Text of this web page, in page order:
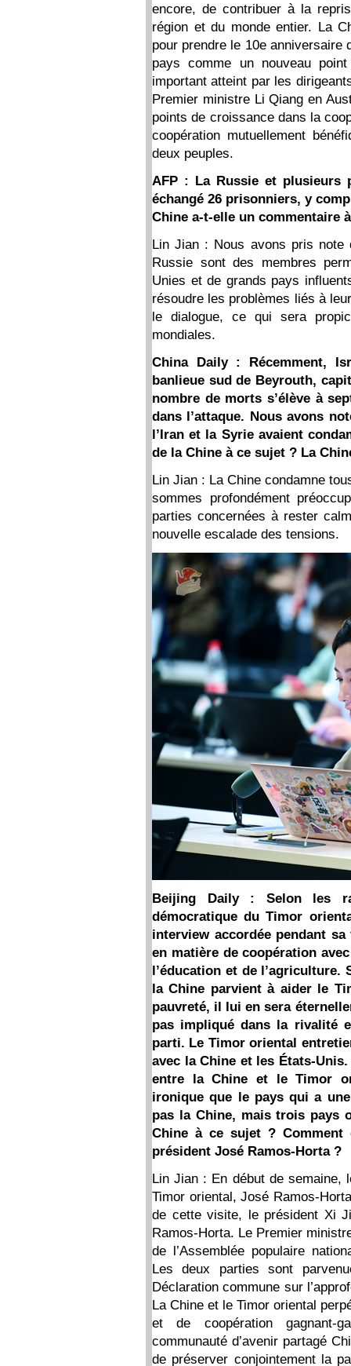
encore, de contribuer à la
région et du monde entier. La
pour prendre le 10e anniversaire
pays comme un nouveau
important atteint par les
Premier ministre Li Qiang en
points de croissance dans la
coopération mutuellement
deux peuples.
AFP : La Russie et plusieurs
échangé 26 prisonniers, y
Chine a-t-elle un commentaire
Lin Jian : Nous avons pris note
Russie sont des membres
Unies et de grands pays
résoudre les problèmes liés à
le dialogue, ce qui sera
mondiales.
China Daily : Récemment,
banlieue sud de Beyrouth,
nombre de morts s’élève à
dans l’attaque. Nous avons
l’Iran et la Syrie avaient
de la Chine à ce sujet ? La
Lin Jian : La Chine condamne
sommes profondément
parties concernées à rester
nouvelle escalade des tensions.
Beijing Daily : Selon les
démocratique du Timor
interview accordée pendant
en matière de coopération
l’éducation et de l’agriculture.
la Chine parvient à aider le
pauvreté, il lui en sera
pas impliqué dans la rivalité
parti. Le Timor oriental
avec la Chine et les États-
entre la Chine et le Timor
ironique que le pays qui a
pas la Chine, mais trois pays
Chine à ce sujet ?
président José Ramos-Horta ?
Lin Jian : En début de semaine,
Timor oriental, José Ramos-
de cette visite, le président Xi
Ramos-Horta. Le Premier
de l’Assemblée populaire
Les deux parties sont
Déclaration commune sur
La Chine et le Timor oriental
et de coopération gagnant-
communauté d’avenir partagé
de préserver conjointement la